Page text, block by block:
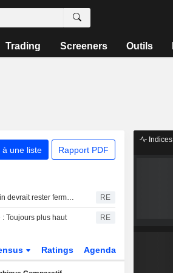
Trading Screeners Outils
à une liste Rapport PDF
Le dollar américain devrait rester ferme, l'intervention sur le yen ne change pas la donne RE
Toujours plus haut RE
Ratings Agenda
Indices